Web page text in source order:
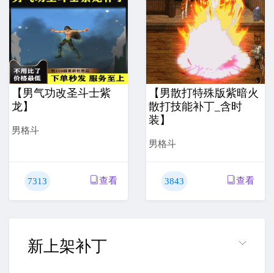
【男气功改圣斗士紫
龙】
男格斗
7313 查看
【男散打特殊版紫暗火
散打技能补丁_含时
装】
男格斗
3843 查看
新上架补丁